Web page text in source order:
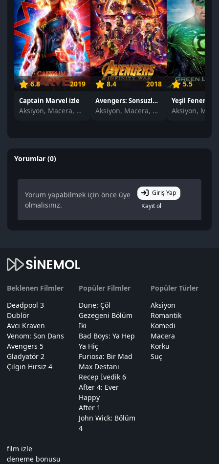
6.8 2019
Captain Marvel izle
Aksiyon, Macera, Bilim Kurgu
8.4 2018
Avengers: Sonsuzluk Savaşı izle
Aksiyon, Macera, Bilim Kurgu
5.5
Yeşil Fener izle
Yorumlar (0)
Yorum yapabilmek için önce üye
olmalısınız.
Giriş Yap
Kayıt ol
Beklenen Filmler
Deadpool 3
Dublör
Avcı Kraven
Venom: Son Dans
Avengers 5
Gladyatör 2
Çılgın Hırsız 4
Popüler Filmler
Dune: Çöl
Gezegeni Bölüm
İki
Bad Boys: Ya Hep
Ya Hiç
Furiosa: Bir Mad
Max Destanı
Recep İvedik 6
After 4: Ever
Happy
After 1
John Wick: Bölüm
4
Popüler Türler
Aksiyon
Romantik
Komedi
Macera
Korku
Suç
film izle
deneme bonusu